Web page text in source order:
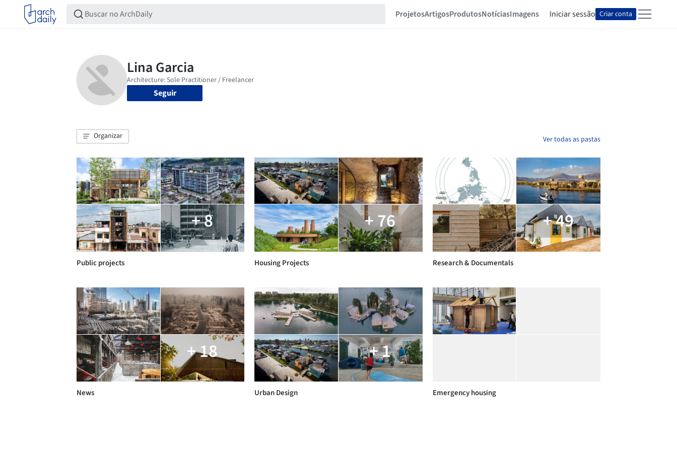
ProjetosArtigosProdutosNotíciasImagens Iniciar sessão Criar conta
Seguir
Organizar Ver todas as pastas
+ 8
Public projects
+ 76
Housing Projects
+ 49
Research & Documentals
+ 18
News
+ 1
Urban Design Emergency housing